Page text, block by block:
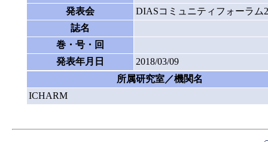
発表会
DIASコミュニティフォーラム
誌名
巻・号・回
発表年月日
2018/03/09
所属研究室／機関名
ICHARM